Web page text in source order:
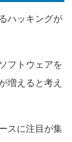
ハッキングが
フトウェアを
増えると考え
スに注目が集